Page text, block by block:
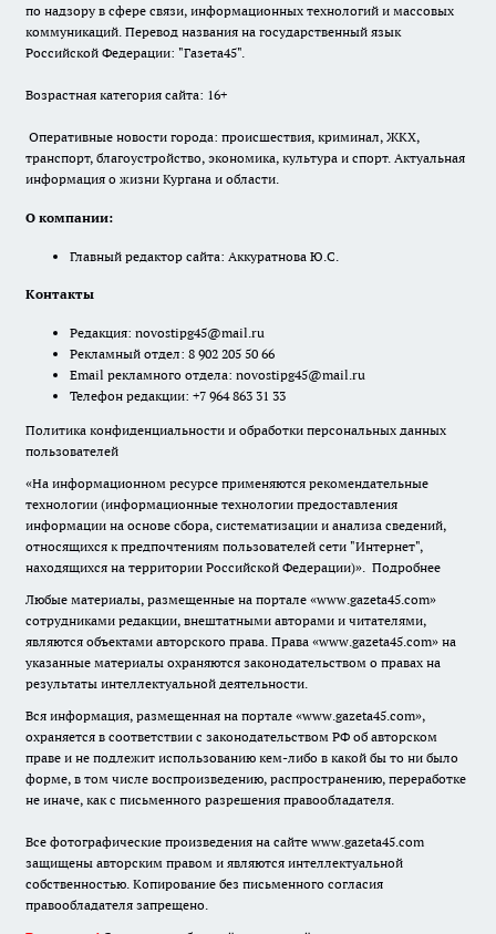
по надзору в сфере связи, информационных технологий и массовых
коммуникаций. Перевод названия на государственный язык
Российской Федерации: "Газета45".
Возрастная категория сайта: 16+
Оперативные новости города: происшествия, криминал, ЖКХ,
транспорт, благоустройство, экономика, культура и спорт. Актуальная
информация о жизни Кургана и области.
О компании:
Главный редактор сайта: Аккуратнова Ю.С.
Контакты
Редакция: novostipg45@mail.ru
Рекламный отдел: 8 902 205 50 66
Email рекламного отдела: novostipg45@mail.ru
Телефон редакции: +7 964 863 31 33
Политика конфиденциальности и обработки персональных данных
пользователей
«На информационном ресурсе применяются рекомендательные
технологии (информационные технологии предоставления
информации на основе сбора, систематизации и анализа сведений,
относящихся к предпочтениям пользователей сети "Интернет",
находящихся на территории Российской Федерации)». Подробнее
Любые материалы, размещенные на портале «www.gazeta45.com»
сотрудниками редакции, внештатными авторами и читателями,
являются объектами авторского права. Права «www.gazeta45.com» на
указанные материалы охраняются законодательством о правах на
результаты интеллектуальной деятельности.
Вся информация, размещенная на портале «www.gazeta45.com»,
охраняется в соответствии с законодательством РФ об авторском
праве и не подлежит использованию кем-либо в какой бы то ни было
форме, в том числе воспроизведению, распространению, переработке
не иначе, как с письменного разрешения правообладателя.
Все фотографические произведения на сайте www.gazeta45.com
защищены авторским правом и являются интеллектуальной
собственностью. Копирование без письменного согласия
правообладателя запрещено.